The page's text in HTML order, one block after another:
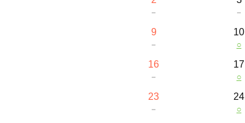
－ －
9
－
10
○
16
－
17
○
23
－
24
○